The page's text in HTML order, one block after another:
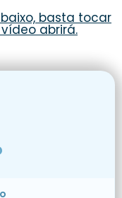
basta tocar
abrirá.